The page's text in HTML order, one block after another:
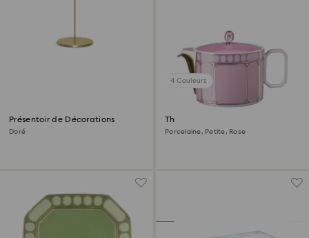
Présentoir de Décorations
Doré
4 Couleurs
Théière Signum
Porcelaine, Petite, Rose